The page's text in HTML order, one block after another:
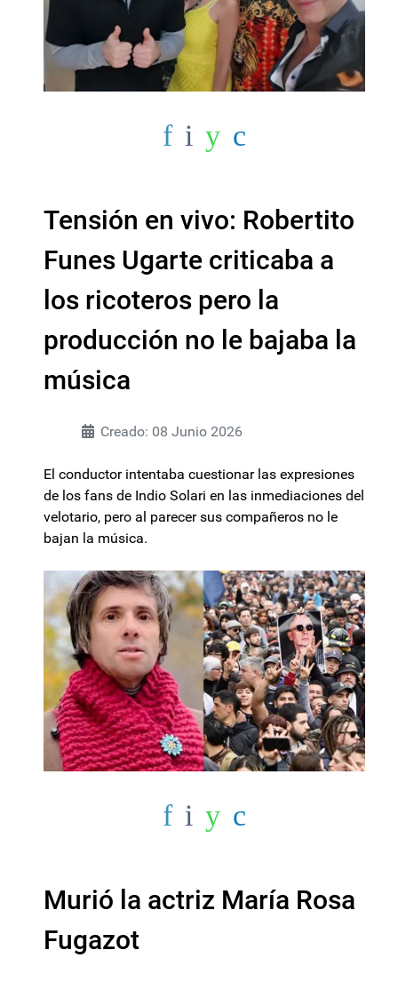
Tensión en vivo: Robertito
Funes Ugarte criticaba a
los ricoteros pero la
producción no le bajaba la
música
Creado: 08 Junio 2026
El conductor intentaba cuestionar las expresiones
de los fans de Indio Solari en las inmediaciones del
velotario, pero al parecer sus compañeros no le
bajan la música.
Murió la actriz María Rosa
Fugazot